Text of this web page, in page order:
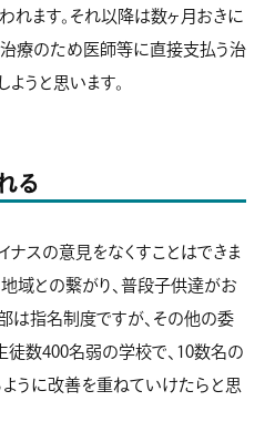
れます。それ以降は数ヶ月おきに
治療のため医師等に直接支払う治
うと思います。
る
スの意見をなくすことはできま
地域との繫がり、普段子供達がお
は指名制度ですが、その他の委
徒数400名弱の学校で、10数名の
うに改善を重ねていけたらと思